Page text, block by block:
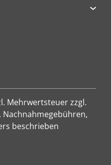
Mehrwertsteuer zzgl.
beschrieben